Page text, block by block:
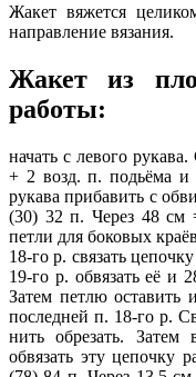
Жакет вяжется
направление вязания.
Жакет из
работы:
начать с левого
+ 2 возд. п. подьёма и
рукава прибавить с
(30) 32 п. Через 48 см
петли для боковых
18-го р. связать
19-го р. обвязать её и
Затем петлю оставить
последней п. 18-го р.
нить обрезать.
обвязать эту цепочку